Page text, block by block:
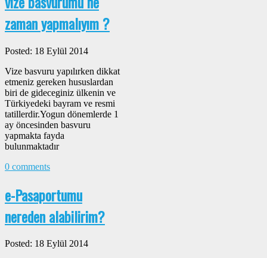
zaman yapmalıyım ?
Posted: 18 Eylül 2014
Vize basvuru yapılırken dikkat
etmeniz gereken hususlardan
biri de gideceginiz ülkenin ve
Türkiyedeki bayram ve resmi
tatillerdir.Yogun dönemlerde 1
ay öncesinden basvuru
yapmakta fayda
bulunmaktadır
0 comments
e-Pasaportumu
nereden alabilirim?
Posted: 18 Eylül 2014